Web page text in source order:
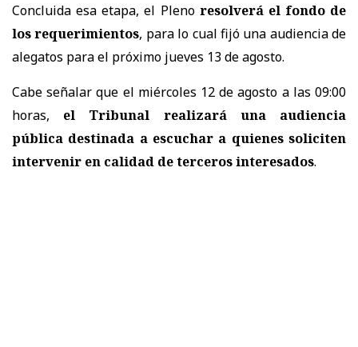
Concluida esa etapa, el Pleno resolverá el fondo de
los requerimientos, para lo cual fijó una audiencia de
alegatos para el próximo jueves 13 de agosto.
Cabe señalar que el miércoles 12 de agosto a las 09:00
horas, el Tribunal realizará una audiencia
pública destinada a escuchar a quienes soliciten
intervenir en calidad de terceros interesados.